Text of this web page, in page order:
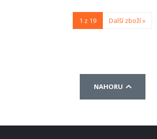
1 z 19 Další zboží »
NAHORU